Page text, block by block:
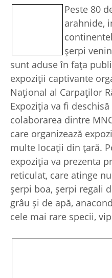
Peste 80
arahnide,
şerpi
sunt aduse în faţa
expoziţii captivante
Naţional al Carpaţilor
Expoziţia va fi
colaborarea dintre
care organizează
multe locaţii din ţară.
expoziţia va prezenta
reticulat, care atinge
şerpi boa, şerpi regali
grâu şi de apă,
cele mai rare specii,